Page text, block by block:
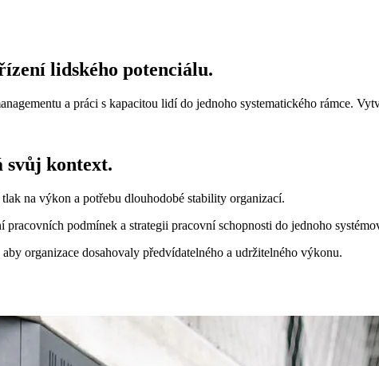
lidského potenciálu.
a práci s kapacitou lidí do jednoho systematického rámce.
svůj kontext.
na výkon a potřebu dlouhodobé stability organizací.
podmínek a strategii pracovní schopnosti do jednoho
organizace dosahovaly předvídatelného a udržitelného výkonu.